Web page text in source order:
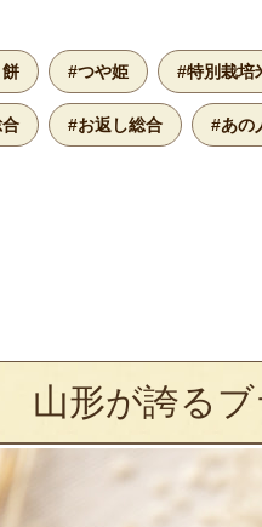
#つや姫 #特別栽培
#お返し総合 #あの
山形が誇る